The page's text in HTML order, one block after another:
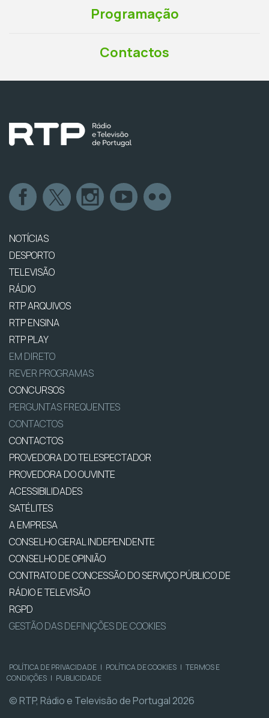
Programação
Contactos
NOTÍCIAS
DESPORTO
TELEVISÃO
RÁDIO
RTP ARQUIVOS
RTP ENSINA
RTP PLAY
EM DIRETO
REVER PROGRAMAS
CONCURSOS
PERGUNTAS FREQUENTES
CONTACTOS
CONTACTOS
PROVEDORA DO TELESPECTADOR
PROVEDORA DO OUVINTE
ACESSIBILIDADES
SATÉLITES
A EMPRESA
CONSELHO GERAL INDEPENDENTE
CONSELHO DE OPINIÃO
CONTRATO DE CONCESSÃO DO SERVIÇO PÚBLICO DE
RÁDIO E TELEVISÃO
RGPD
GESTÃO DAS DEFINIÇÕES DE COOKIES
POLÍTICA DE PRIVACIDADE | POLÍTICA DE COOKIES | TERMOS E
CONDIÇÕES | PUBLICIDADE
© RTP, Rádio e Televisão de Portugal 2026